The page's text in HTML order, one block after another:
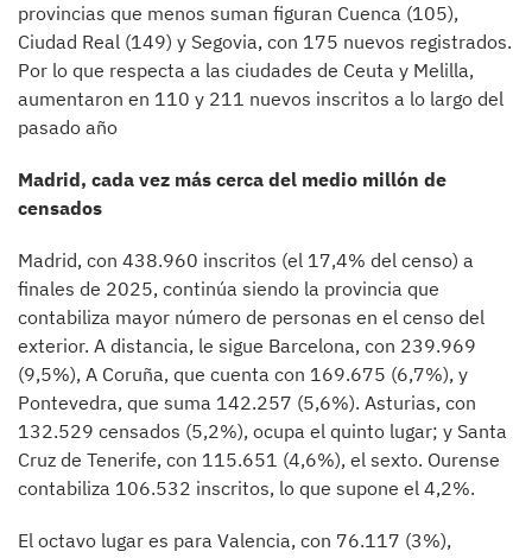
provincias que menos suman figuran Cuenca (105),
Ciudad Real (149) y Segovia, con 175 nuevos registrados.
Por lo que respecta a las ciudades de Ceuta y Melilla,
aumentaron en 110 y 211 nuevos inscritos a lo largo del
pasado año
Madrid, cada vez más cerca del medio millón de
censados
Madrid, con 438.960 inscritos (el 17,4% del censo) a
finales de 2025, continúa siendo la provincia que
contabiliza mayor número de personas en el censo del
exterior. A distancia, le sigue Barcelona, con 239.969
(9,5%), A Coruña, que cuenta con 169.675 (6,7%), y
Pontevedra, que suma 142.257 (5,6%). Asturias, con
132.529 censados (5,2%), ocupa el quinto lugar; y Santa
Cruz de Tenerife, con 115.651 (4,6%), el sexto. Ourense
contabiliza 106.532 inscritos, lo que supone el 4,2%.
El octavo lugar es para Valencia, con 76.117 (3%),